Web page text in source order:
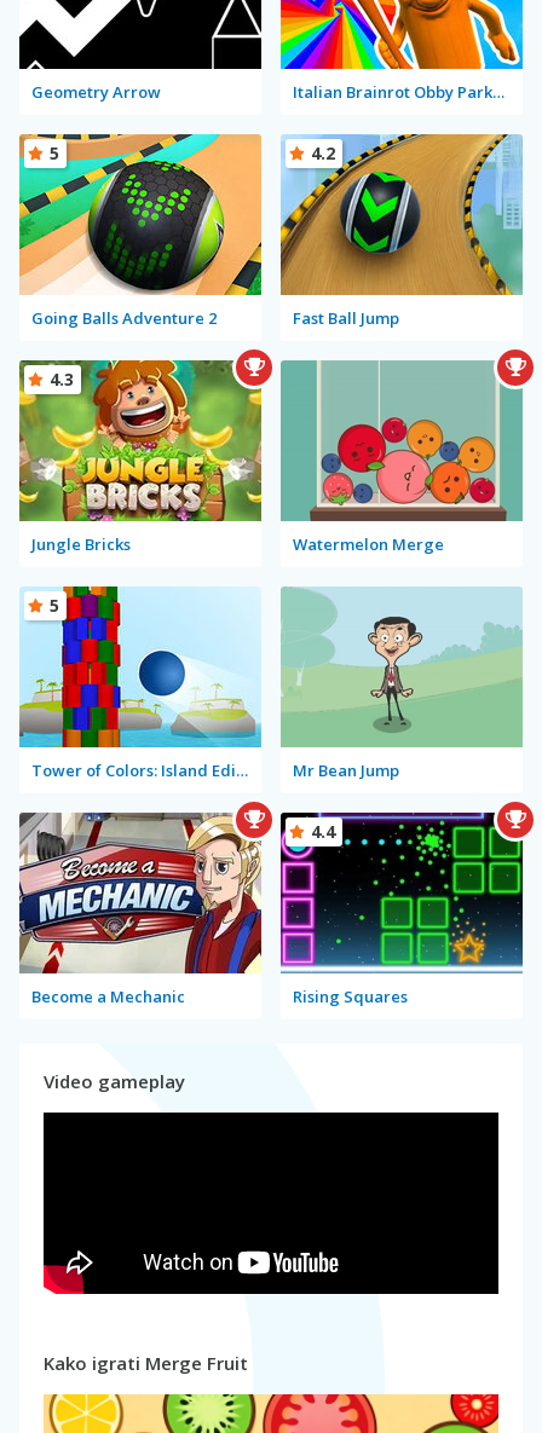
Geometry Arrow Italian Brainrot Obby Parkour
Going Balls Adventure 2
5
Fast Ball Jump
4.2
Jungle Bricks
4.3
Watermelon Merge
Tower of Colors: Island Edition
5
Mr Bean Jump
Become a Mechanic Rising Squares
4.4
Video gameplay
Kako igrati Merge Fruit